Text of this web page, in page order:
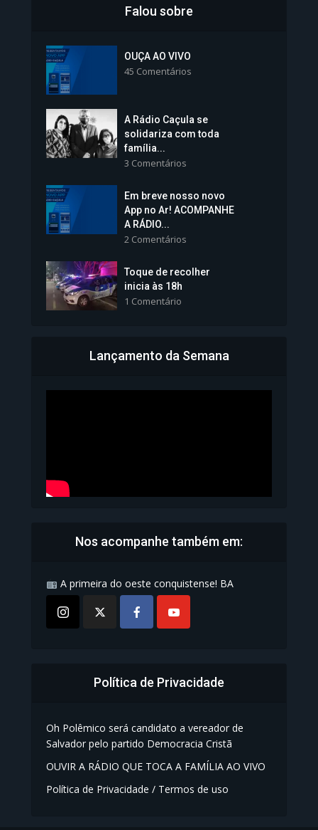
Colégios da Polícia...
Vice-Prefeita Sheila Lemos
tomará posse nesta...
1.101 Modos de exibição
Bahia inicia emissão da
Falou sobre
OUÇA AO VIVO
45 Comentários
A Rádio Caçula se
solidariza com toda
família...
3 Comentários
Em breve nosso novo
App no Ar! ACOMPANHE
A RÁDIO...
2 Comentários
Toque de recolher
inicia às 18h
1 Comentário
Lançamento da Semana
Nos acompanhe também em:
A primeira do oeste conquistense! BA
Política de Privacidade
Oh Polêmico será candidato a vereador de
Salvador pelo partido Democracia Cristã
OUVIR A RÁDIO QUE TOCA A FAMÍLIA AO VIVO
Política de Privacidade / Termos de uso